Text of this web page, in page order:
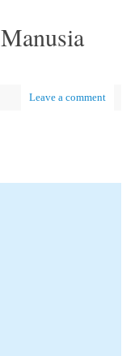
Leave a comment